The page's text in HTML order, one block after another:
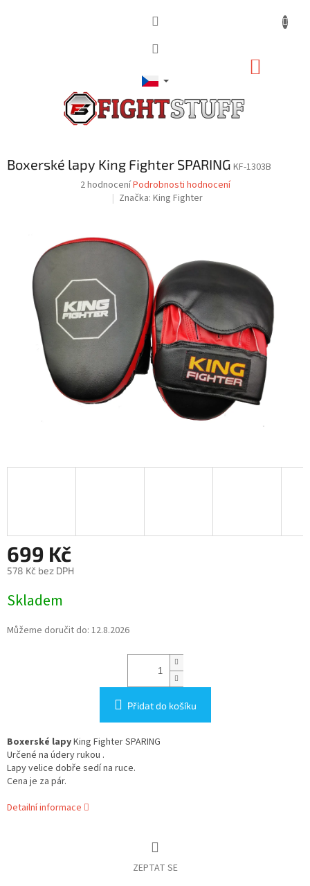
Boxerské lapy King Fighter SPARING KF-1303B
Průměrné
hodnocení
5,0
hvězdiček.
2 hodnoceníPodrobnosti hodnocení
Značka: King Fighter
699 Kč
578 Kč bez DPH
cena:
Skladem
Můžeme doručit do: 12.8.2026
Přidat do košíku
Boxerské lapyKing Fighter SPARING
Určené na údery rukou .
Lapy velice dobře sedí na ruce.
Cena je za pár.
Detailní informace
ZEPTAT SE